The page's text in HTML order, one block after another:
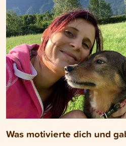
Was motivierte dich und